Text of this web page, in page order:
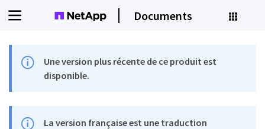
Documents
Une version plus récente de ce produit est
disponible.
La version française est une traduction